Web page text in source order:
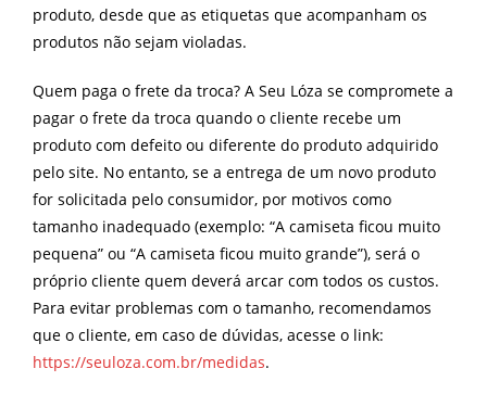
produto, desde que as etiquetas que acompanham os
produtos não sejam violadas.
Quem paga o frete da troca? A Seu Lóza se compromete a
pagar o frete da troca quando o cliente recebe um
produto com defeito ou diferente do produto adquirido
pelo site. No entanto, se a entrega de um novo produto
for solicitada pelo consumidor, por motivos como
tamanho inadequado (exemplo: “A camiseta ficou muito
pequena” ou “A camiseta ficou muito grande”), será o
próprio cliente quem deverá arcar com todos os custos.
Para evitar problemas com o tamanho, recomendamos
que o cliente, em caso de dúvidas, acesse o link:
https://seuloza.com.br/medidas.